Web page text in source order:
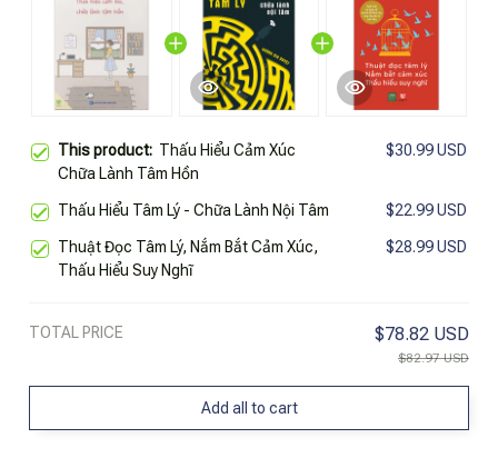
This product: Thấu Hiểu Cảm Xúc
Chữa Lành Tâm Hồn
$30.99 USD
Thấu Hiểu Tâm Lý - Chữa Lành Nội Tâm $22.99 USD
Thuật Đọc Tâm Lý, Nắm Bắt Cảm Xúc,
Thấu Hiểu Suy Nghĩ
$28.99 USD
TOTAL PRICE $78.82 USD
$82.97 USD
Add all to cart